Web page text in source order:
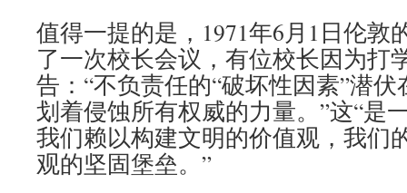
值得一提的是，1971年6月1日伦敦
了一次校长会议，有位校长因为打
告：“不负责任的“破坏性因素”潜
划着侵蚀所有权威的力量。”这“是
我们赖以构建文明的价值观，我们
观的坚固堡垒。”